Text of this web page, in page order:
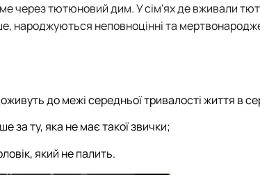
через тютюновий дим. У сім'ях де вживали
народжуються неповноцінні та
до межі середньої тривалості життя в
за ту, яка не має такої звички;
який не палить.